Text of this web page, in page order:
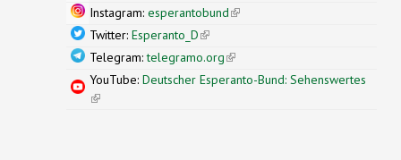
Instagram: esperantobund(link is external)
Twitter: Esperanto_D(link is external)
Telegram:telegramo.org(link is external)
YouTube: Deutscher Esperanto-Bund: Sehenswertes
(link is external)